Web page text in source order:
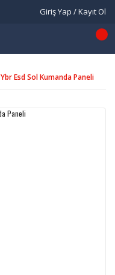
Giriş Yap / Kayıt Ol
Ybr Esd Sol Kumanda Paneli